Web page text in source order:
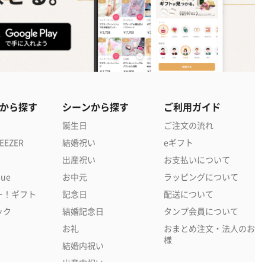
ら探す
ギフト
ク
シーンから探す
誕生日
結婚祝い
出産祝い
お中元
記念日
結婚記念日
お礼
結婚内祝い
ご利用ガイド
ご注文の流れ
eギフト
お支払いについて
ラッピングについて
配送について
タンプ会員について
おまとめ注文・法人の
様